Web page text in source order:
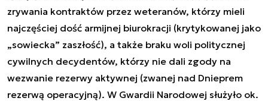
zrywania kontraktów przez weteranów, którzy mieli
najczęściej dość armijnej biurokracji (krytykowanej jako
„sowiecka” zaszłość), a także braku woli politycznej
cywilnych decydentów, którzy nie dali zgody na
wezwanie rezerwy aktywnej (zwanej nad Dnieprem
rezerwą operacyjną). W Gwardii Narodowej służyło ok.